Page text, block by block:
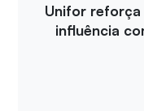
Unifor reforça
influência